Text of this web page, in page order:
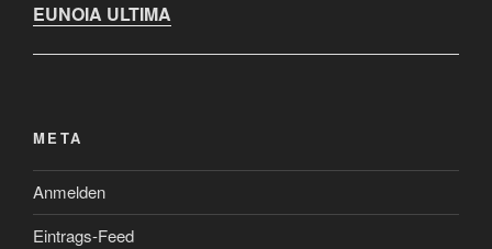
EUNOIA ULTIMA
META
Anmelden
Eintrags-Feed